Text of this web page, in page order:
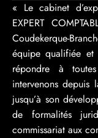
« Le cabinet
EXPERT
Coudekerque-
équipe qualifiée
répondre à
intervenons depuis
jusqu’à son
de formalités
commissariat aux